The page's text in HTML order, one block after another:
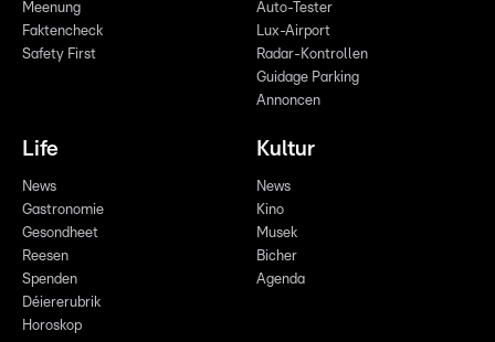
Meenung
Faktencheck
Safety First
Auto-Tester
Lux-Airport
Radar-Kontrollen
Guidage Parking
Annoncen
Life
News
Gastronomie
Gesondheet
Reesen
Spenden
Déiererubrik
Horoskop
Kultur
News
Kino
Musek
Bicher
Agenda